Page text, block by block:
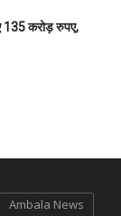
135 करोड़ रुपए,
Ambala News